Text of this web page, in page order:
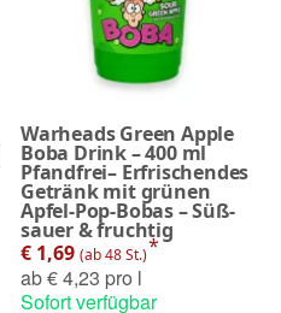
Warheads Green Apple
Boba Drink – 400 ml
Pfandfrei– Erfrischendes
Getränk mit grünen
Apfel-Pop-Bobas – Süß-
sauer & fruchtig
€ 1,69 (ab 48 St.)*
ab€ 4,23 pro l
Sofort verfügbar